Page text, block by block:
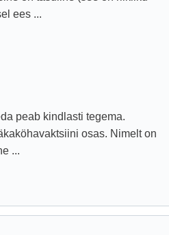
ees ...
peab kindlasti tegema.
osas. Nimelt on
...